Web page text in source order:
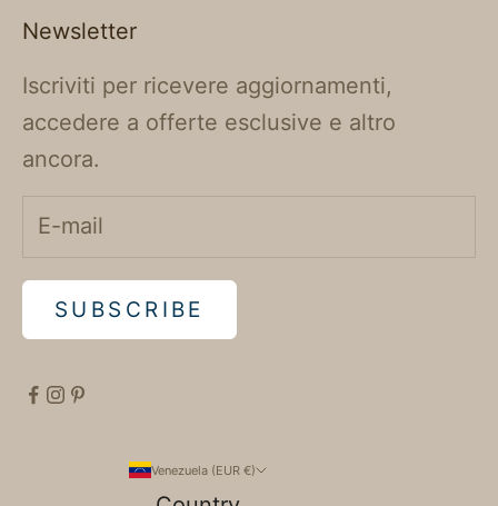
Newsletter
Iscriviti per ricevere aggiornamenti,
accedere a offerte esclusive e altro
ancora.
SUBSCRIBE
Venezuela (EUR €)